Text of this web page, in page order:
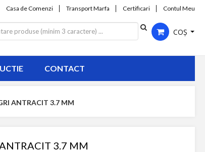
Casa de Comenzi Transport Marfa Certificari Contul Meu
COȘ
CONTACT
ANTRACIT 3.7 MM
3.7 MM